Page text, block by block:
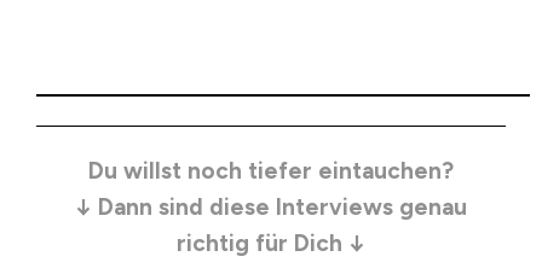
Du willst noch tiefer eintauchen?
↓ Dann sind diese Interviews genau
richtig für Dich ↓